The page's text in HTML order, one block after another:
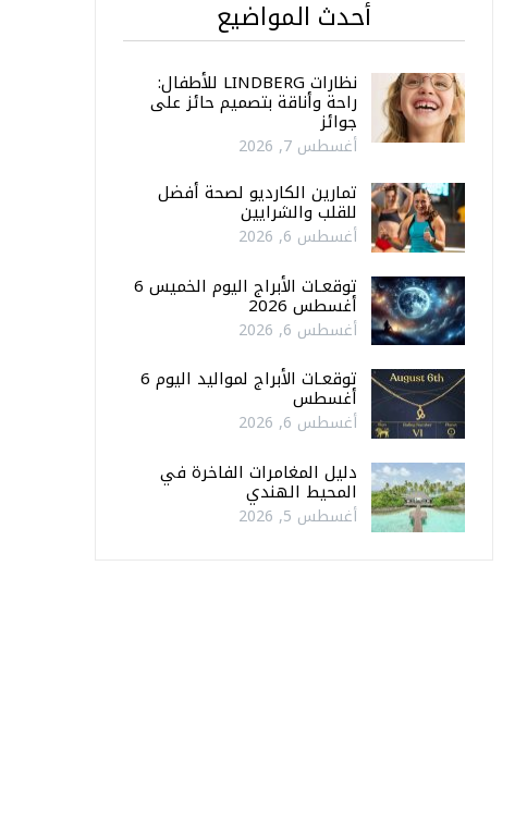
أحدث المواضيع
نظارات LINDBERG للأطفال:
راحة وأناقة بتصميم حائز على
جوائز
أغسطس 7, 2026
تمارين الكارديو لصحة أفضل
للقلب والشرايين
أغسطس 6, 2026
توقعـات الأبراج اليوم الخميس 6
أغسطس 2026
أغسطس 6, 2026
توقعـات الأبراج لمواليد اليوم 6
أغسطس
أغسطس 6, 2026
دليل المغامرات الفاخرة في
المحيط الهندي
أغسطس 5, 2026